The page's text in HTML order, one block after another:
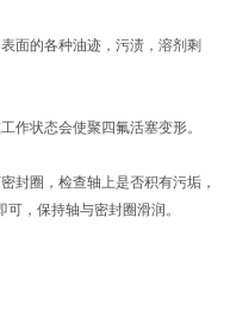
的各种油迹，污渍，溶剂剩
状态会使聚四氟活塞变形。
圈，检查轴上是否积有污垢，
，保持轴与密封圈滑润。